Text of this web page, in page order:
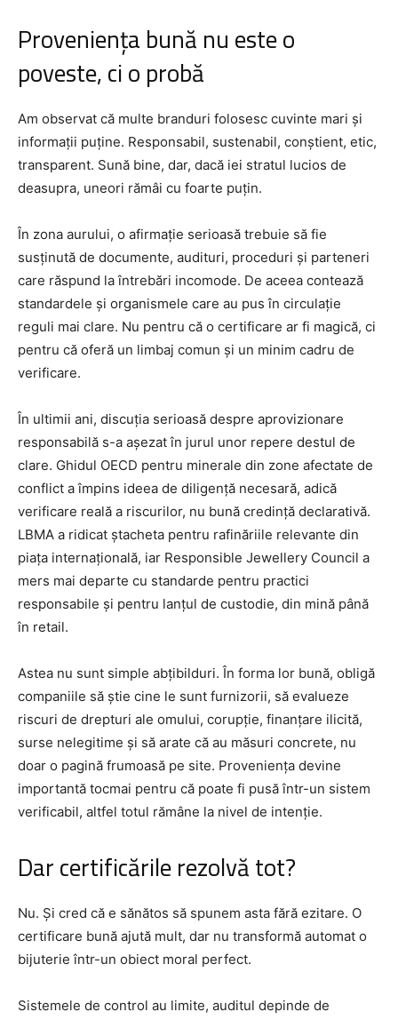
Proveniența bună nu este o
poveste, ci o probă
Am observat că multe branduri folosesc cuvinte mari și
informații puține. Responsabil, sustenabil, conștient, etic,
transparent. Sună bine, dar, dacă iei stratul lucios de
deasupra, uneori rămâi cu foarte puțin.
În zona aurului, o afirmație serioasă trebuie să fie
susținută de documente, audituri, proceduri și parteneri
care răspund la întrebări incomode. De aceea contează
standardele și organismele care au pus în circulație
reguli mai clare. Nu pentru că o certificare ar fi magică, ci
pentru că oferă un limbaj comun și un minim cadru de
verificare.
În ultimii ani, discuția serioasă despre aprovizionare
responsabilă s-a așezat în jurul unor repere destul de
clare. Ghidul OECD pentru minerale din zone afectate de
conflict a împins ideea de diligență necesară, adică
verificare reală a riscurilor, nu bună credință declarativă.
LBMA a ridicat ștacheta pentru rafinăriile relevante din
piața internațională, iar Responsible Jewellery Council a
mers mai departe cu standarde pentru practici
responsabile și pentru lanțul de custodie, din mină până
în retail.
Astea nu sunt simple abțibilduri. În forma lor bună, obligă
companiile să știe cine le sunt furnizorii, să evalueze
riscuri de drepturi ale omului, corupție, finanțare ilicită,
surse nelegitime și să arate că au măsuri concrete, nu
doar o pagină frumoasă pe site. Proveniența devine
importantă tocmai pentru că poate fi pusă într-un sistem
verificabil, altfel totul rămâne la nivel de intenție.
Dar certificările rezolvă tot?
Nu. Și cred că e sănătos să spunem asta fără ezitare. O
certificare bună ajută mult, dar nu transformă automat o
bijuterie într-un obiect moral perfect.
Sistemele de control au limite, auditul depinde de